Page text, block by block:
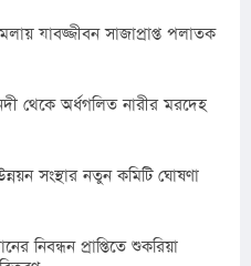
যাবজ্জীবন সাজাপ্রাপ্ত পলাতক
থেকে অর্ধগলিত নারীর মরদেহ
সংস্থার নতুন কমিটি ঘোষণা
নিবন্ধন প্রাপ্তিতে শুকরিয়া